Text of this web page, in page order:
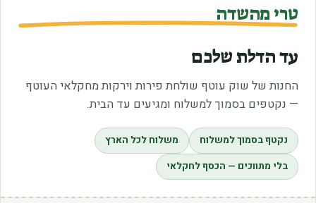
טרי מהשדה
עד הדלת שלכם
החנות של שוק עוטף שולחת פירות וירקות מחקלאי העוטף
— נקטפים בסמוך למשלוח ומגיעים עד הבית.
נקטף בסמוך למשלוח
משלוח לכל הארץ
בלי מתווכים — הכסף לחקלאי